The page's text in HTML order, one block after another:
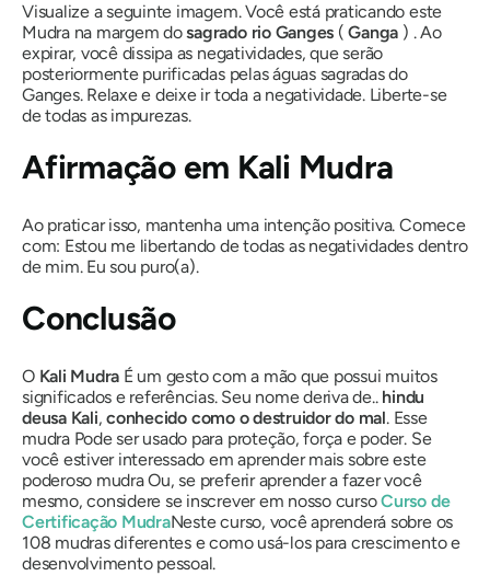
Visualize a seguinte imagem. Você está praticando este
Mudrana margem dosagrado rio Ganges (Ganga ) . Ao
expirar, você dissipa as negatividades, que serão
posteriormente purificadas pelas águas sagradas do
Ganges. Relaxe e deixe ir toda a negatividade. Liberte-se
de todas as impurezas.
Afirmação em Kali Mudra
Ao praticar isso, mantenha uma intenção positiva. Comece
com: Estou me libertando de todas as negatividades dentro
de mim. Eu sou puro(a).
Conclusão
O Kali Mudra É um gesto com a mão que possui muitos
significados e referências. Seu nome deriva de.. hindu
deusa Kali,conhecido como o destruidor do mal. Esse
mudraPode ser usado para proteção, força e poder. Se
você estiver interessado em aprender mais sobre este
poderoso mudraOu, se preferir aprender a fazer você
mesmo, considere se inscrever em nosso cursoCurso de
Certificação MudraNeste curso, você aprenderá sobre os
108 mudras diferentes e como usá-los para crescimento e
desenvolvimento pessoal.